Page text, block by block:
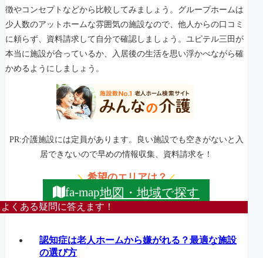
徴やコンセプトなどから比較してみましょう。グループホームは
少人数のアットホームな雰囲気の施設なので、他人からの口コミ
に頼らず、資料請求して自分で確認しましょう。ユピテル三田が
本当に施設が合っているか、入居後の生活を思い浮かべながら確
かめるようにしましょう。
PR:介護施設には定員があります。良い施設でも空きがないと入
居できないので早めの情報収集、資料請求を！
＼希望のエリアは？／
fa-map地図・地域で探す
よくある疑問に答えます！
認知症は老人ホームから嫌がれる？最適な施設
の選び方